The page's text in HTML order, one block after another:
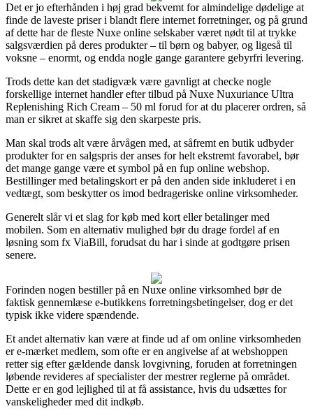
Det er jo efterhånden i høj grad bekvemt for almindelige dødelige at
finde de laveste priser i blandt flere internet forretninger, og på grund
af dette har de fleste Nuxe online selskaber været nødt til at trykke
salgsværdien på deres produkter – til børn og babyer, og ligeså til
voksne – enormt, og endda nogle gange garantere gebyrfri levering.
Trods dette kan det stadigvæk være gavnligt at checke nogle
forskellige internet handler efter tilbud på Nuxe Nuxuriance Ultra
Replenishing Rich Cream – 50 ml forud for at du placerer ordren, så
man er sikret at skaffe sig den skarpeste pris.
Man skal trods alt være årvågen med, at såfremt en butik udbyder
produkter for en salgspris der anses for helt ekstremt favorabel, bør
det mange gange være et symbol på en fup online webshop.
Bestillinger med betalingskort er på den anden side inkluderet i en
vedtægt, som beskytter os imod bedrageriske online virksomheder.
Generelt slår vi et slag for køb med kort eller betalinger med
mobilen. Som en alternativ mulighed bør du drage fordel af en
løsning som fx ViaBill, forudsat du har i sinde at godtgøre prisen
senere.
Forinden nogen bestiller på en Nuxe online virksomhed bør de
faktisk gennemlæse e-butikkens forretningsbetingelser, dog er det
typisk ikke videre spændende.
Et andet alternativ kan være at finde ud af om online virksomheden
er e-mærket medlem, som ofte er en angivelse af at webshoppen
retter sig efter gældende dansk lovgivning, foruden at forretningen
løbende revideres af specialister der mestrer reglerne på området.
Dette er en god lejlighed til at få assistance, hvis du udsættes for
vanskeligheder med dit indkøb.